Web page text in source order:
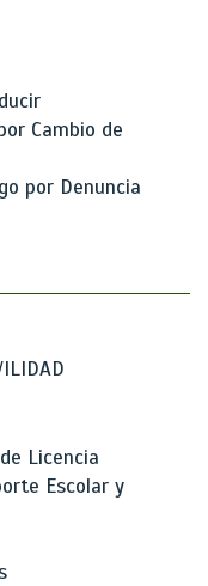
Cambio de
por Denuncia
Licencia
Escolar y